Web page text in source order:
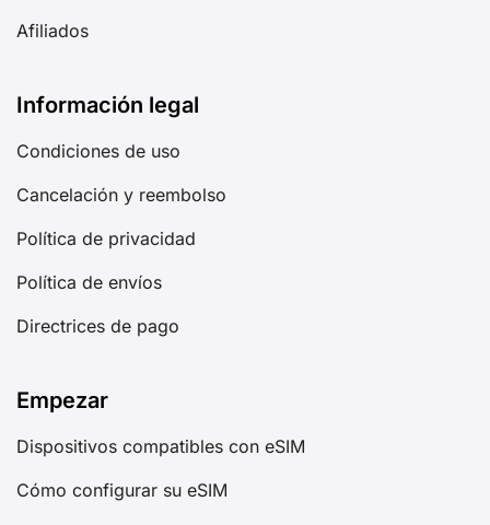
Afiliados
Información legal
Condiciones de uso
Cancelación y reembolso
Política de privacidad
Política de envíos
Directrices de pago
Empezar
Dispositivos compatibles con eSIM
Cómo configurar su eSIM